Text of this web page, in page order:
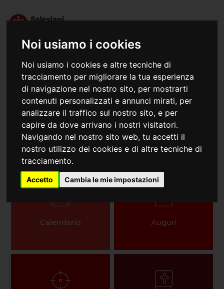
Noi usiamo i cookies
Noi usiamo i cookies e altre tecniche di
tracciamento per migliorare la tua esperienza
di navigazione nel nostro sito, per mostrarti
contenuti personalizzati e annunci mirati, per
analizzare il traffico sul nostro sito, e per
capire da dove arrivano i nostri visitatori.
Navigando nel nostro sito web, tu accetti il
nostro utilizzo dei cookies e di altre tecniche di
tracciamento.
Accetto Cambia le mie impostazioni
Faq
Salesiani Don Bosco Italia - Nord Est
Calendario Auguri